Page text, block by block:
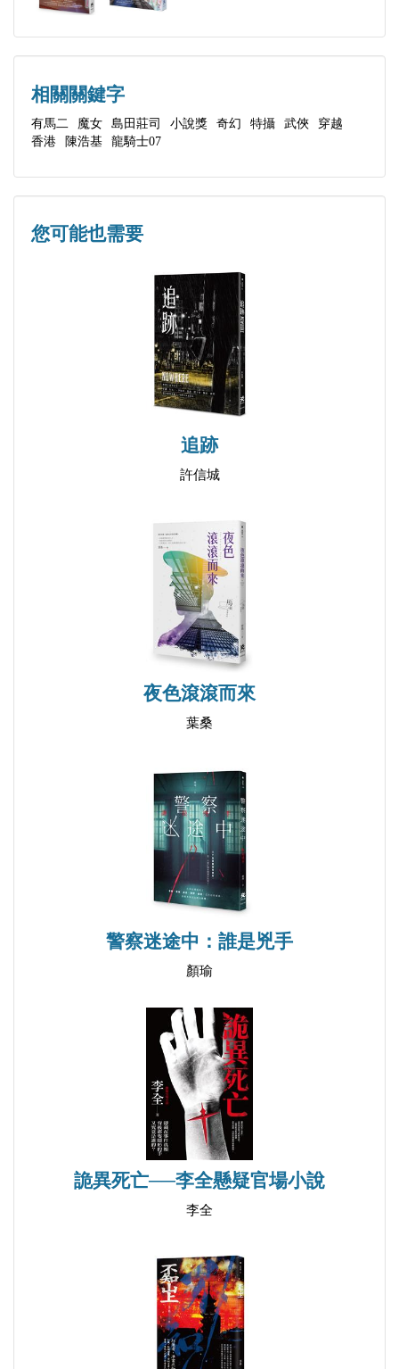
祕辛、和她的真實身分息息相關……為調查真相與化
死命運。
翻開的底牌將會揭曉什麼樣的驚奇花色？
「有馬二以帶點武俠小說的筆觸，帶出了一個融合科
港產片，不拘泥形式但又如煙火般的炫目驚奇。」
──知名推理作家文善
網站：https://staryune.com/
第捌回 雷爆九重殘瓦遠 血疏千里劫灰長
第玖回 倪端深發猶惆悵 竇疑叢生費思量
第拾回 抽絲剝繭開道路 綴軼聯殘網乾坤
第拾壹回 無情辣手摧花折 不意明眸掃霾開
第拾貳回 誰知詭譎腹藏詐 自省幽微心識非
第拾參回 新仇幾度渾未報 舊意千重總成空
結末
ＳＰ１
ＳＰ２
相關關鍵字
有馬二 魔女 島田莊司 小說獎 奇幻 特攝 武俠
穿越
香港
陳浩基 龍騎士07
您可能也需要
追跡
許信城
夜色滾滾而來
葉桑
警察迷途中：誰是兇手
顏瑜
詭異死亡──李全懸疑官場小說
李全